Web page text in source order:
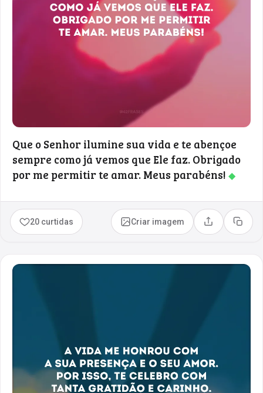
Que o Senhor ilumine sua vida e te abençoe
sempre como já vemos que Ele faz. Obrigado
por me permitir te amar. Meus parabéns! ◆
20 curtidas Criar imagem Compartilhar
Copiar